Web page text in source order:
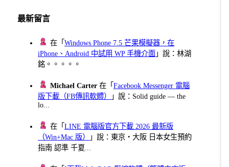
最新留言
在「Windows Phone 7.5 芒果模擬器，在
iPhone、Android 中試用 WP 手機介面 」說：林湖
銘。。。。。
Michael Carter 在「Facebook Messenger 電腦
版下載（FB傳訊軟體）
」說：Solid guide — the
lo...
在「LINE 電腦版官方下載 2026 最新版
（Win+Mac 版）
」說：東京・大阪 日本女生預約
指南 認準 千夏...